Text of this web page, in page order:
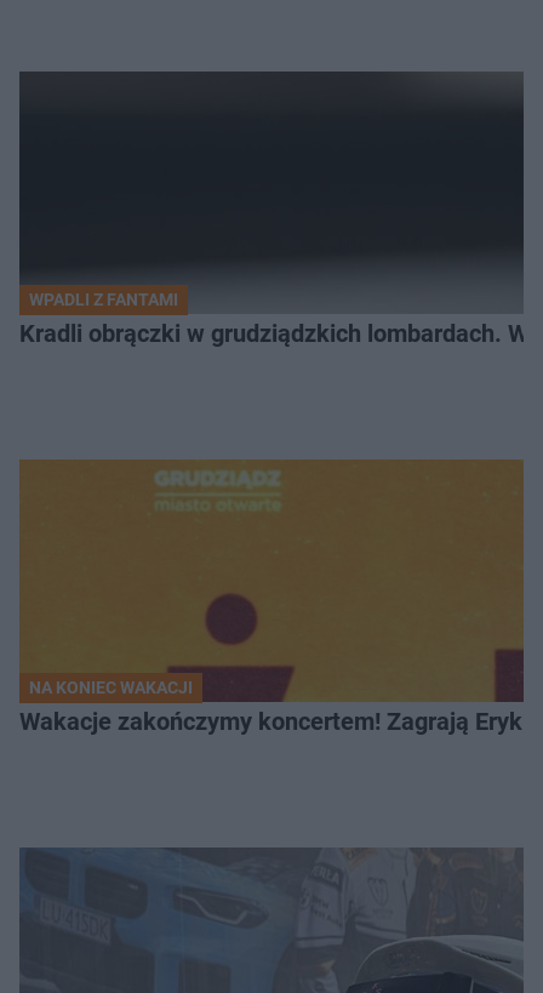
WPADLI Z FANTAMI
Kradli obrączki w grudziądzkich lombardach.
NA KONIEC WAKACJI
Wakacje zakończymy koncertem! Zagrają Eryk